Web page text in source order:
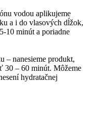
vodou aplikujeme
a i do vlasových dĺžok,
10 minút a poriadne
– nanesieme produkt,
30 – 60 minút. Môžeme
hydratačnej